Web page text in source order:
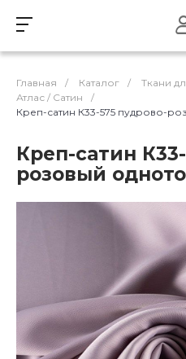
Главная / Каталог / Ткани
Атлас / Cатин
/
Креп-сатин К33-575 пудрово-
Креп-сатин
розовый